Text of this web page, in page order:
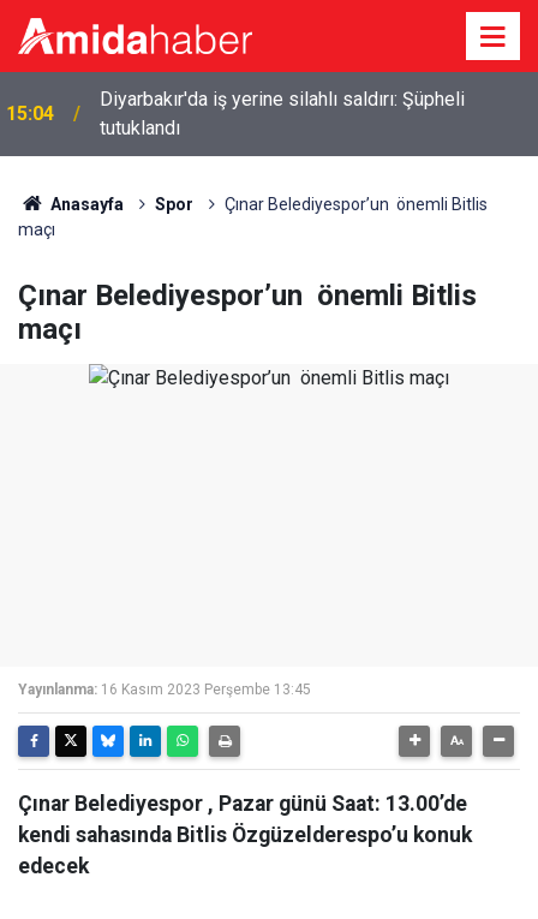
15:04
Diyarbakır'da iş yerine silahlı saldırı: Şüpheli
tutuklandı
Anasayfa Spor
Çınar Belediyespor’un önemli Bitlis
maçı
Çınar Belediyespor’un önemli Bitlis
maçı
Yayınlanma: 16 Kasım 2023 Perşembe 13:45
Çınar Belediyespor , Pazar günü Saat: 13.00’de
kendi sahasında Bitlis Özgüzelderespo’u konuk
edecek